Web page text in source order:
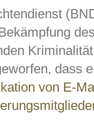
dass
von E-